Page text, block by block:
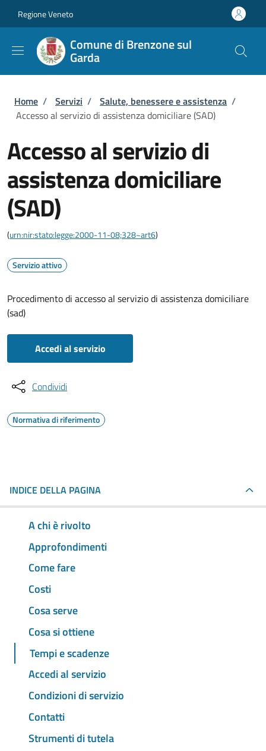
Regione Veneto
Comune di Brenzone sul
Garda
Briciole di pane
Home / Servizi / Salute, benessere e assistenza /
Accesso al servizio di assistenza domiciliare (SAD)
Accesso al servizio di
assistenza domiciliare
(SAD)
(urn:nir:stato:legge:2000-11-08;328~art6)
Servizio attivo
Procedimento di accesso al servizio di assistenza domiciliare
(sad)
Accedi al servizio
Condividi
Normativa di riferimento
INDICE DELLA PAGINA
A chi è rivolto
Approfondimenti
Come fare
Costi
Cosa serve
Cosa si ottiene
Tempi e scadenze
Accedi al servizio
Condizioni di servizio
Contatti
Strumenti di tutela